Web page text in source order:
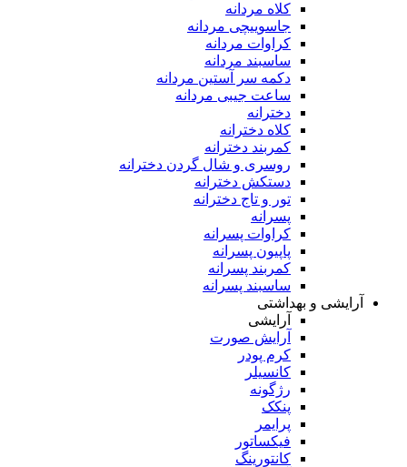
کلاه مردانه
جاسوییچی مردانه
کراوات مردانه
ساسبند مردانه
دکمه سر آستین مردانه
ساعت جیبی مردانه
دخترانه
کلاه دخترانه
کمربند دخترانه
روسری و شال گردن دخترانه
دستکش دخترانه
تور و تاج دخترانه
پسرانه
کراوات پسرانه
پاپیون پسرانه
کمربند پسرانه
ساسبند پسرانه
آرایشی و بهداشتی
آرایشی
آرایش صورت
کرم پودر
کانسیلر
رژگونه
پنکک
پرایمر
فیکساتور
کانتورینگ